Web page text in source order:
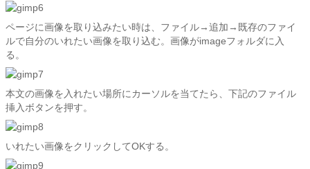
ページに画像を取り込みたい時は、ファイル→追加→既存のファイ
ルで自分のいれたい画像を取り込む。画像がimageフォルダに入
る。
本文の画像を入れたい場所にカーソルを当てたら、下記のファイル
挿入ボタンを押す。
いれたい画像をクリックしてOKする。